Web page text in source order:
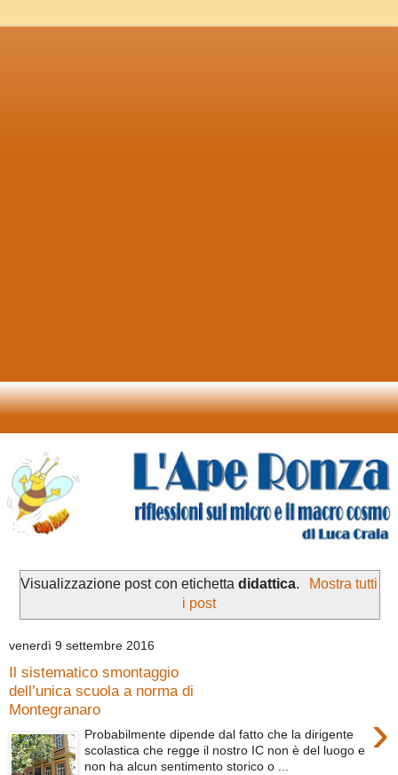
Visualizzazione post con etichettadidattica.
Mostra tutti
i post
venerdì 9 settembre 2016
Il sistematico smontaggio
dell’unica scuola a norma di
Montegranaro
›
Probabilmente dipende dal fatto che la dirigente
scolastica che regge il nostro IC non è del luogo e
non ha alcun sentimento storico o ...